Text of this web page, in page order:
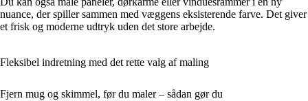
nuance, der spiller sammen med væggens eksisterende farve. Det giver
et frisk og moderne udtryk uden det store arbejde.
Fleksibel indretning med det rette valg af maling
Fjern mug og skimmel, før du maler – sådan gør du